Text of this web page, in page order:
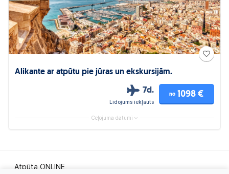
Alikante ar atpūtu pie jūras un ekskursijām.
7d.
Lidojums iekļauts
no 1098 €
Ceļojuma datumi
Atpūta ONLINE